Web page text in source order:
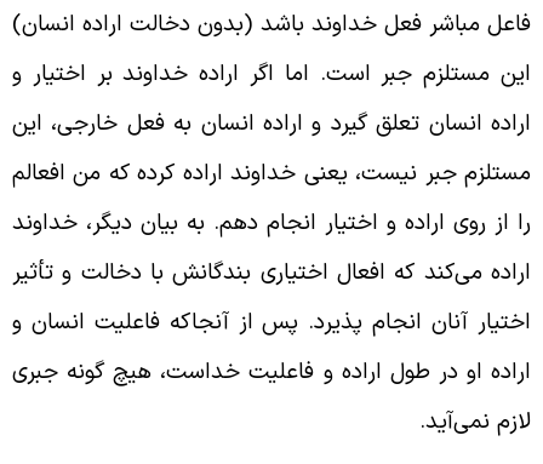
مباشر فعل خداوند باشد (بدون دخالت اراده انسان)
مستلزم جبر است. اما اگر اراده خداوند بر اختیار و
انسان تعلق گیرد و اراده انسان به فعل خارجی، این
جبر نیست، یعنی خداوند اراده کرده که من افعالم
از روی اراده و اختیار انجام دهم. به بیان دیگر، خداوند
می‌کند که افعال اختیاری بندگانش با دخالت و تأثیر
آنان انجام پذیرد. پس از آنجاکه فاعلیت انسان و
او در طول اراده و فاعلیت خداست، هیچ گونه جبری
نمی‌آید.